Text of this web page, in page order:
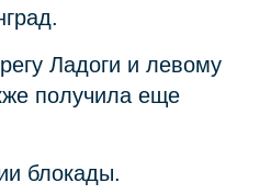
Ладоги и левому
получила еще
блокады.